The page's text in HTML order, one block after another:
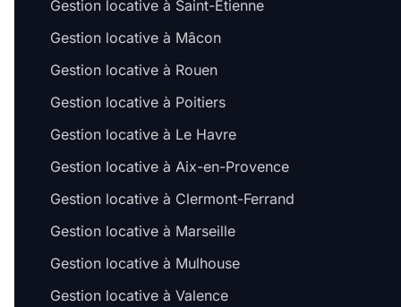
Gestion locative à Saint-Étienne
Gestion locative à Mâcon
Gestion locative à Rouen
Gestion locative à Poitiers
Gestion locative à Le Havre
Gestion locative à Aix-en-Provence
Gestion locative à Clermont-Ferrand
Gestion locative à Marseille
Gestion locative à Mulhouse
Gestion locative à Valence